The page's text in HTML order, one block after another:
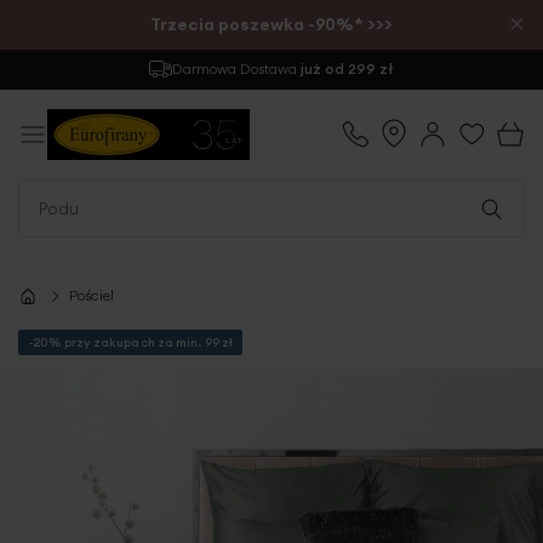
Trzecia poszewka -90%* >>> ×
Darmowa Dostawa już od 299 zł
Pościel
-20% przy zakupach za min. 99 zł